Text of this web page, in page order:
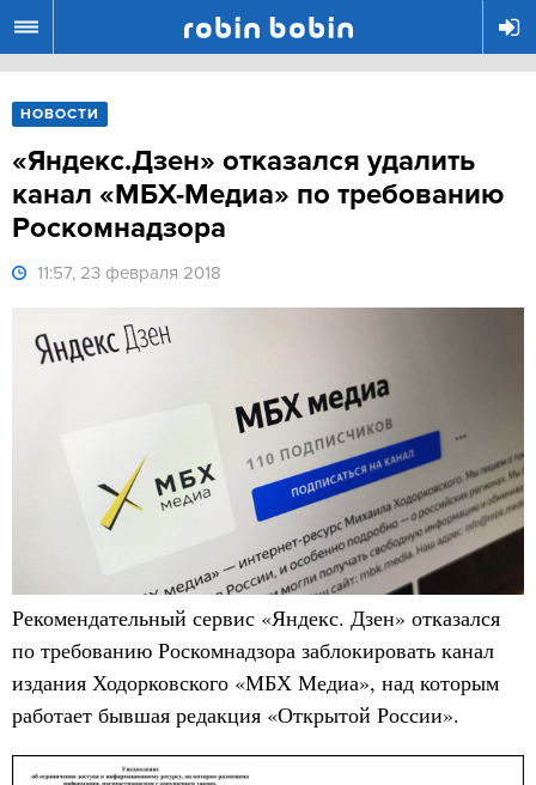
НОВОСТИ
«Яндекс.Дзен» отказался удалить
канал «МБХ-Медиа» по требованию
Роскомнадзора
11:57, 23 февраля 2018
Рекомендательный сервис «Яндекс. Дзен» отказался
по требованию Роскомнадзора заблокировать канал
издания Ходорковского «МБХ Медиа», над которым
работает бывшая редакция «Открытой России».